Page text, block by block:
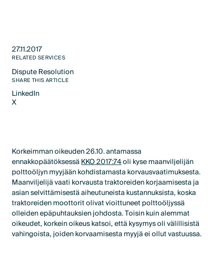
27.11.2017
RELATED SERVICES
Dispute Resolution
Text Link
SHARE THIS ARTICLE
LinkedIn
LinkedIn
X
Korkeimman oikeuden 26.10. antamassa
ennakkopäätöksessäKKO 2017:74oli kyse maanviljelijän
polttoöljyn myyjään kohdistamasta korvausvaatimuksesta.
Maanviljelijä vaati korvausta traktoreiden korjaamisesta ja
asian selvittämisestä aiheutuneista kustannuksista, koska
traktoreiden moottorit olivat vioittuneet polttoöljyssä
olleiden epäpuhtauksien johdosta. Toisin kuin alemmat
oikeudet, korkein oikeus katsoi, että kysymys oli välillisistä
vahingoista, joiden korvaamisesta myyjä ei ollut vastuussa.